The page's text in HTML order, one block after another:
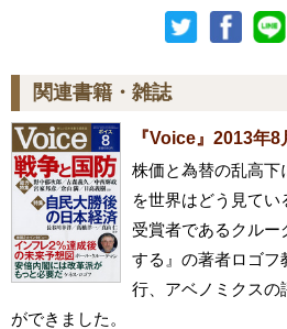
関連書籍・雑誌
『Voice』2013年8
株価と為替の乱高下
を世界はどう見て
受賞者であるクルー
する』の著者ロゴフ
行、アベノミクスの
ができました。